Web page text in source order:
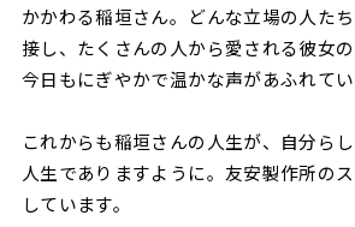
かかわる稲垣さん。どんな立場の人た
接し、たくさんの人から愛される彼女の
今日もにぎやかで温かな声があふれてい
これからも稲垣さんの人生が、自分ら
人生でありますように。友安製作所の
しています。